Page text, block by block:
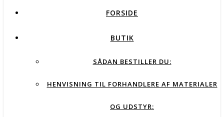
FORSIDE
BUTIK
SÅDAN BESTILLER DU:
HENVISNING TIL FORHANDLERE AF MATERIALER
OG UDSTYR: